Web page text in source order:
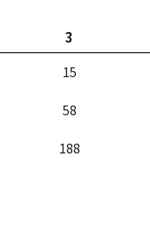
3
15
58
188